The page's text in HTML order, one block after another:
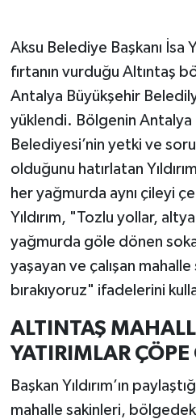
Aksu Belediye Başkanı İsa
fırtanın vurduğu Altıntaş
Antalya Büyükşehir
yüklendi. Bölgenin Antalya
Belediyesi’nin yetki ve
olduğunu hatırlatan
her yağmurda aynı çileyi
Yıldırım, "Tozlu yollar,
yağmurda göle dönen
yaşayan ve çalışan
bırakıyoruz" ifadelerini
ALTINTAŞ
YATIRIMLAR
Başkan Yıldırım’ın
mahalle sakinleri, bölgedeki